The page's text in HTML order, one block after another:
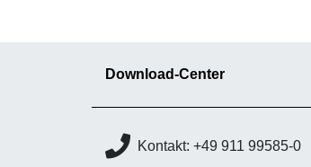
Download-Center
Kontakt: +49 911 99585-0